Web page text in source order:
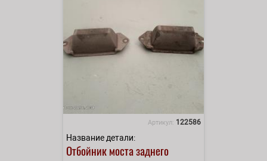
Артикул: 122586
Название детали:
Отбойник моста заднего